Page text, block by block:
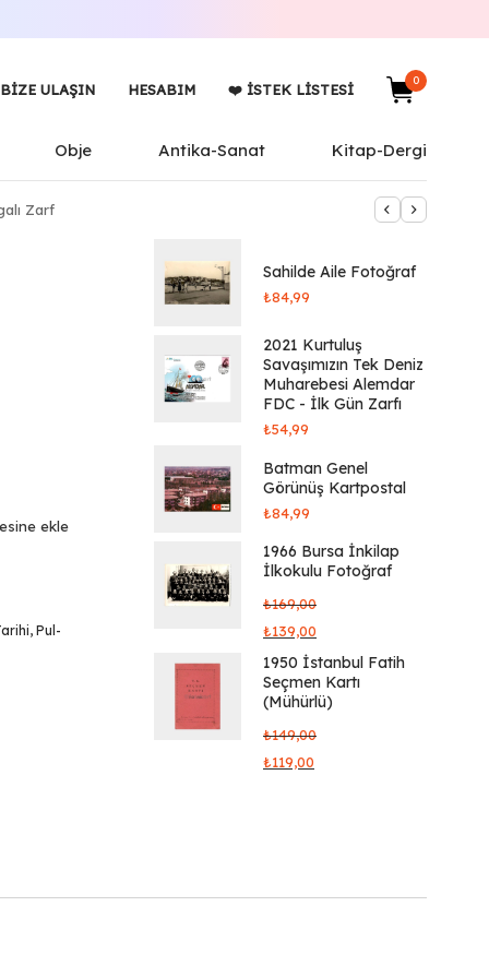
BIZE ULAŞIN HESABIM ❤️ İSTEK LISTESI
0
Obje Antika-Sanat Kitap-Dergi
Zarf
ekle
, Pul-
Sahilde Aile Fotoğraf
₺84,99
2021 Kurtuluş
Savaşımızın Tek Deniz
Muharebesi Alemdar
FDC - İlk Gün Zarfı
₺54,99
Batman Genel
Görünüş Kartpostal
₺84,99
1966 Bursa İnkilap
İlkokulu Fotoğraf
₺169,00
₺139,00
1950 İstanbul Fatih
Seçmen Kartı
(Mühürlü)
₺149,00
₺119,00